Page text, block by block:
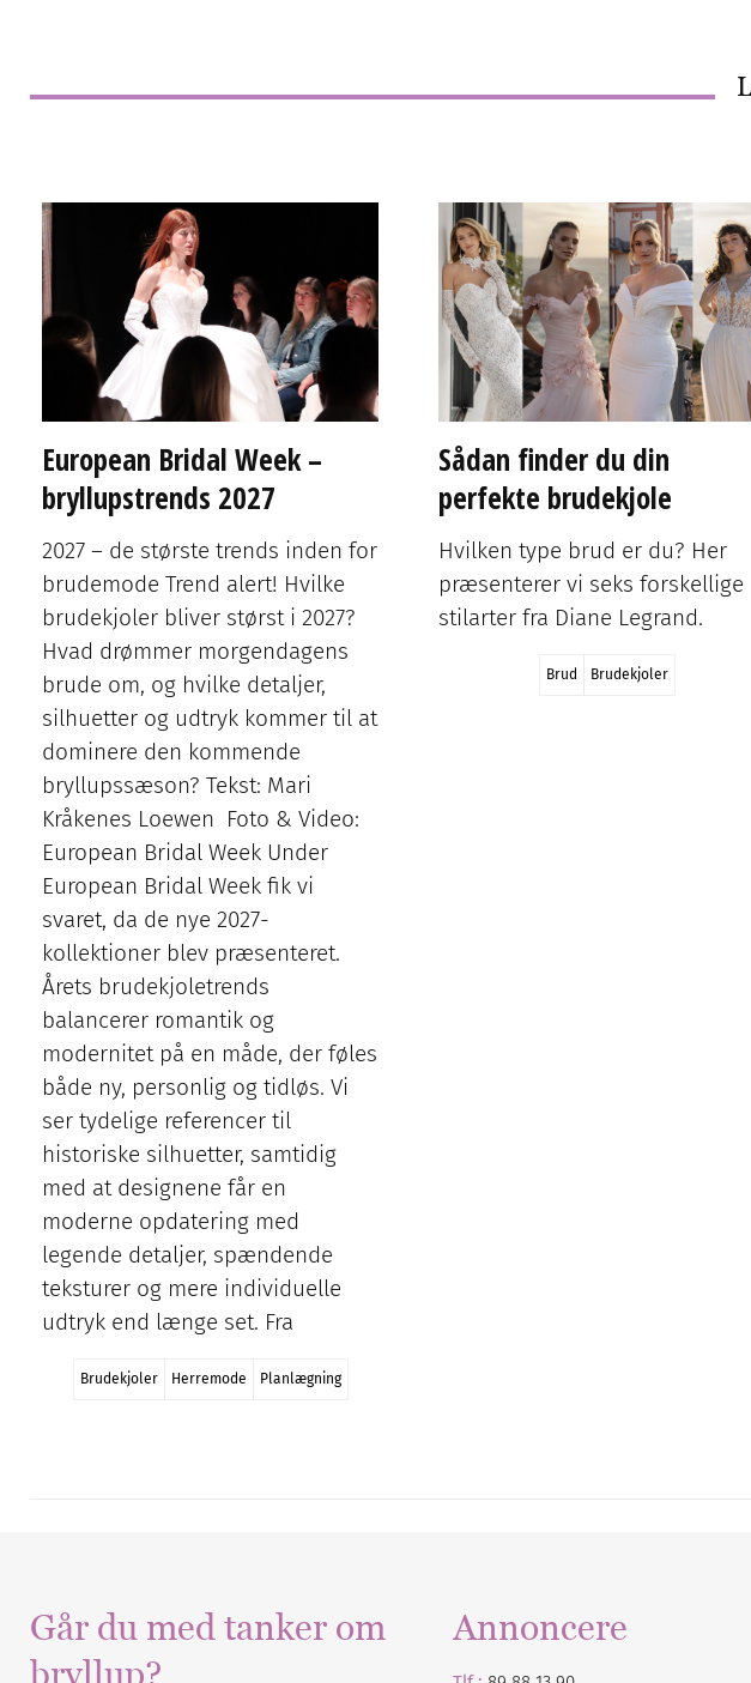
European Bridal Week –
bryllupstrends 2027
2027 – de største trends inden for
brudemode Trend alert! Hvilke
brudekjoler bliver størst i 2027?
Hvad drømmer morgendagens
brude om, og hvilke detaljer,
silhuetter og udtryk kommer til at
dominere den kommende
bryllupssæson? Tekst: Mari
Kråkenes Loewen Foto & Video:
European Bridal Week Under
European Bridal Week fik vi
svaret, da de nye 2027-
kollektioner blev præsenteret.
Årets brudekjoletrends
balancerer romantik og
modernitet på en måde, der føles
både ny, personlig og tidløs. Vi
ser tydelige referencer til
historiske silhuetter, samtidig
med at designene får en
moderne opdatering med
legende detaljer, spændende
teksturer og mere individuelle
udtryk end længe set. Fra
Brudekjoler Herremode Planlægning
Sådan finder du din
perfekte brudekjole
Hvilken type brud er du? Her
præsenterer vi seks forskellige
stilarter fra Diane Legrand.
Brud Brudekjoler
Går du med tanker om
bryllup?
Annoncere